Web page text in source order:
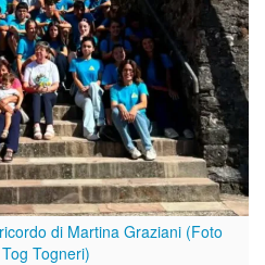
di Martina Graziani (Foto
Togneri)